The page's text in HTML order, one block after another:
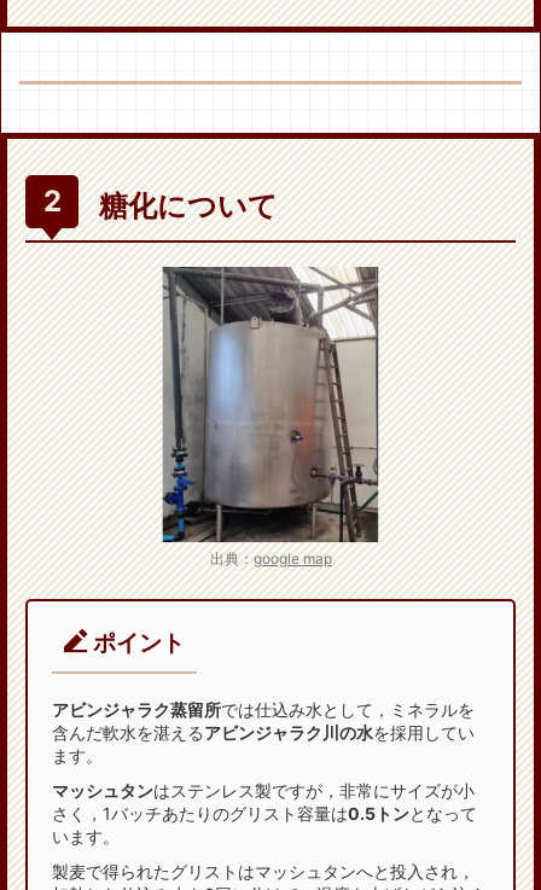
糖化について
出典：google map
ポイント
アビンジャラク蒸留所では仕込み水として，ミネラルを
含んだ軟水を湛えるアビンジャラク川の水を採用してい
ます。
マッシュタンはステンレス製ですが，非常にサイズが小
さく，1バッチあたりのグリスト容量は0.5トンとなって
います。
製麦で得られたグリストはマッシュタンへと投入され，